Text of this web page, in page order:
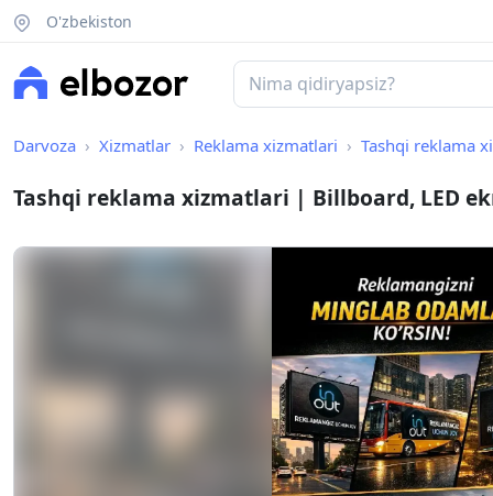
O'zbekiston
Darvoza Xizmatlar Reklama xizmatlari Tashqi reklama
Tashqi reklama xizmatlari | Billboard, LED